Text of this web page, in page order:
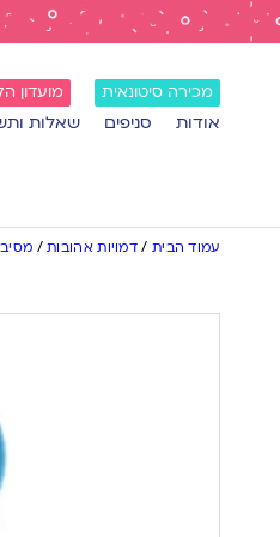
מכירה סיטונאית מועדון
אודות סניפים שאלות
עמוד הבית / דמויות אהובות/